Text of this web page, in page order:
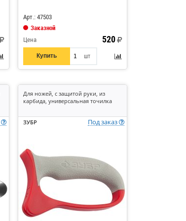
Арт.: 47503
Заказной
Цена
520
Купить шт
Для ножей, с защитой руки, из
карбида, универсальная точилка
ЗУБР Под заказ